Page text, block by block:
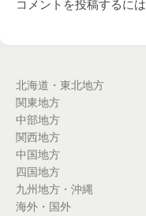
コメントを投稿するには
北海道・東北地方
関東地方
中部地方
関西地方
中国地方
四国地方
九州地方・沖縄
海外・国外